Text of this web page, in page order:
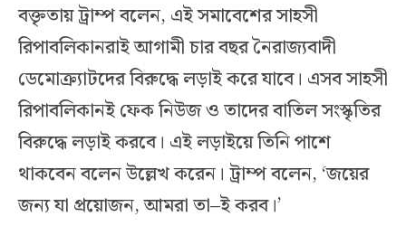
বক্তৃতায় ট্রাম্প বলেন, এই সমাবেশের সাহসী
রিপাবলিকানরাই আগামী চার বছর নৈরাজ্যবাদী
ডেমোক্র্যাটদের বিরুদ্ধে লড়াই করে যাবে। এসব সাহসী
রিপাবলিকানই ফেক নিউজ ও তাদের বাতিল সংস্কৃতির
বিরুদ্ধে লড়াই করবে। এই লড়াইয়ে তিনি পাশে
থাকবেন বলেন উল্লেখ করেন। ট্রাম্প বলেন, ‘জয়ের
জন্য যা প্রয়োজন, আমরা তা–ই করব।’